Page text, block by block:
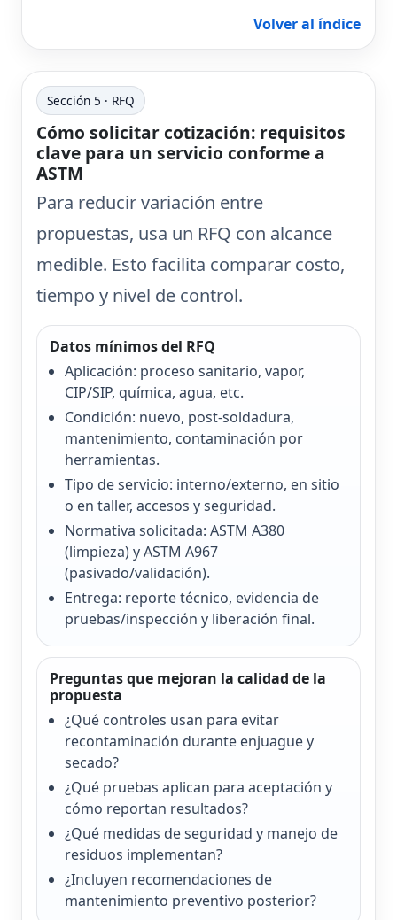
Volver al índice
Sección 5 · RFQ
Cómo solicitar cotización: requisitos
clave para un servicio conforme a
ASTM
Para reducir variación entre
propuestas, usa un RFQ con alcance
medible. Esto facilita comparar costo,
tiempo y nivel de control.
Datos mínimos del RFQ
Aplicación: proceso sanitario, vapor,
CIP/SIP, química, agua, etc.
Condición: nuevo, post-soldadura,
mantenimiento, contaminación por
herramientas.
Tipo de servicio: interno/externo, en sitio
o en taller, accesos y seguridad.
Normativa solicitada: ASTM A380
(limpieza) y ASTM A967
(pasivado/validación).
Entrega: reporte técnico, evidencia de
pruebas/inspección y liberación final.
Preguntas que mejoran la calidad de la
propuesta
¿Qué controles usan para evitar
recontaminación durante enjuague y
secado?
¿Qué pruebas aplican para aceptación y
cómo reportan resultados?
¿Qué medidas de seguridad y manejo de
residuos implementan?
¿Incluyen recomendaciones de
mantenimiento preventivo posterior?